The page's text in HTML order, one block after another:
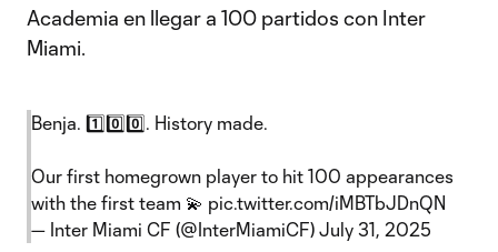
Academia en llegar a 100 partidos con Inter
Miami.
Benja. 1️⃣0️⃣0️⃣. History made.
Our first homegrown player to hit 100 appearances
with the first team 💫 pic.twitter.com/iMBTbJDnQN
— Inter Miami CF (@InterMiamiCF) July 31, 2025